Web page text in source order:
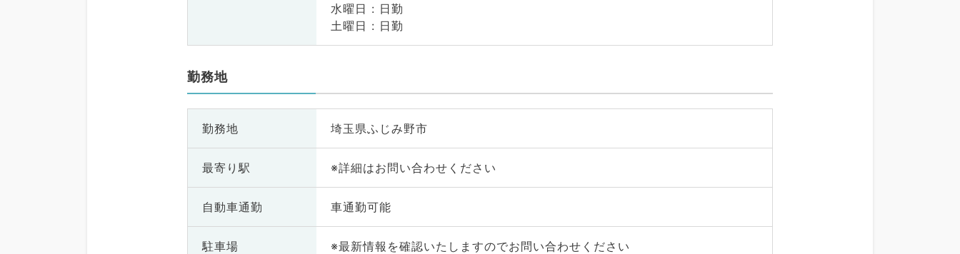
水曜日 : 日勤
土曜日 : 日勤
勤務地
勤務地 埼玉県ふじみ野市
最寄り駅 ※詳細はお問い合わせください
自動車通勤 車通勤可能
駐車場 ※最新情報を確認いたしますのでお問い合わせください